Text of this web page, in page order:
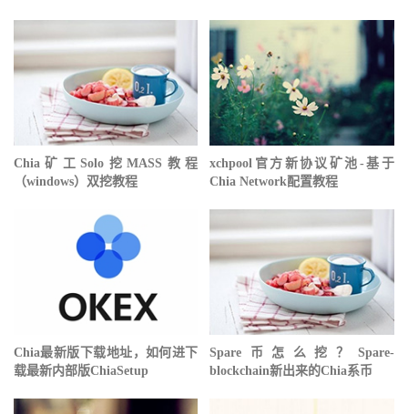
Chia矿工Solo挖MASS教程
（windows）双挖教程
xchpool官方新协议矿池-基于
Chia Network配置教程
Chia最新版下载地址，如何进下
载最新内部版ChiaSetup
Spare币怎么挖？Spare-
blockchain新出来的Chia系币